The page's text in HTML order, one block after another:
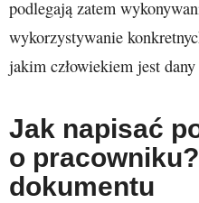
podlegają zatem
wykorzystywanie
jakim człowiekiem jest
Jak napisać
o
dokumentu